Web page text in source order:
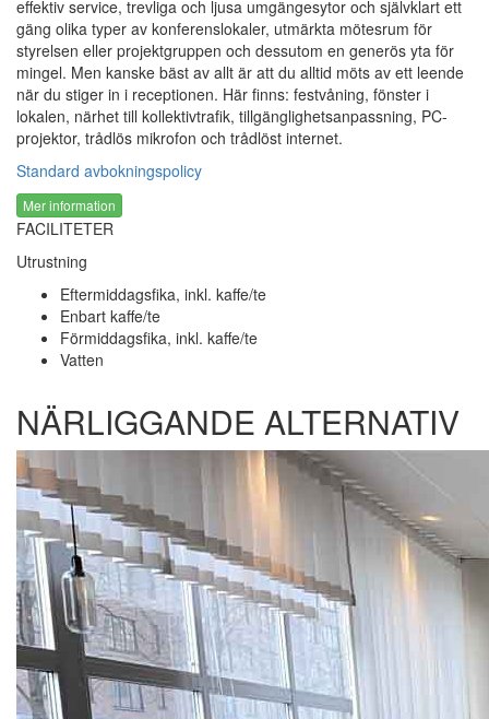
effektiv service, trevliga och ljusa umgängesytor och självklart ett
gäng olika typer av konferenslokaler, utmärkta mötesrum för
styrelsen eller projektgruppen och dessutom en generös yta för
mingel. Men kanske bäst av allt är att du alltid möts av ett leende
när du stiger in i receptionen. Här finns: festvåning, fönster i
lokalen, närhet till kollektivtrafik, tillgänglighetsanpassning, PC-
projektor, trådlös mikrofon och trådlöst internet.
Standard avbokningspolicy
Mer information
FACILITETER
Utrustning
Eftermiddagsfika, inkl. kaffe/te
Enbart kaffe/te
Förmiddagsfika, inkl. kaffe/te
Vatten
NÄRLIGGANDE ALTERNATIV